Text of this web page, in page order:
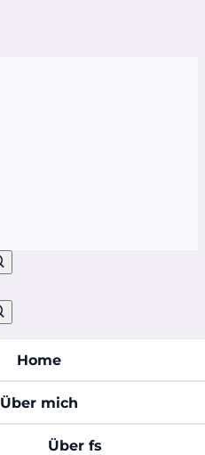
Home
Über mich
Über fs